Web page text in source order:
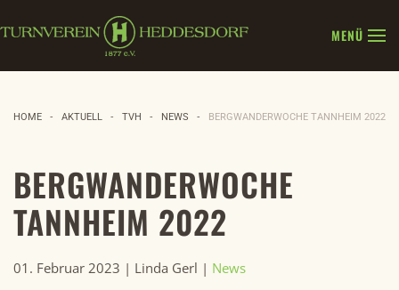
Zum Hauptinhalt springen
MENÜ
HOME AKTUELL TVH NEWS BERGWANDERWOCHE TANNHEIM 2022
BERGWANDERWOCHE
TANNHEIM 2022
01. Februar 2023 | Linda Gerl | News